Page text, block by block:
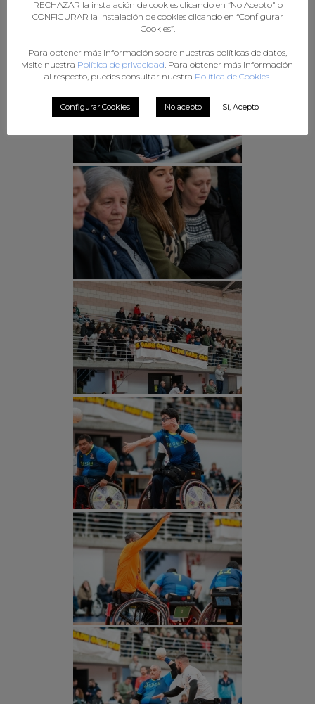
RECHAZAR la instalación de cookies clicando en “No Acepto" o
CONFIGURAR la instalación de cookies clicando en “Configurar
Cookies”.
Para obtener más información sobre nuestras políticas de datos,
visite nuestra Política de privacidad . Para obtener más información
al respecto, puedes consultar nuestra Política de Cookies
Configurar Cookies No acepto Sí, Acepto